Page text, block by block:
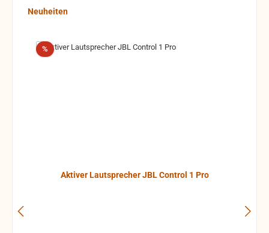
Produktgalerie überspringen
Neuheiten
%Rabatt
Aktiver Lautsprecher JBL Control 1 Pro